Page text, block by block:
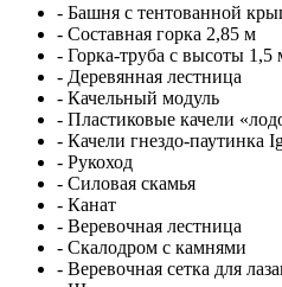
- Башня с тентованной
- Составная горка 2,85 м
- Горка-труба с высоты 1,5
- Деревянная лестница
- Качельный модуль
- Пластиковые качели
- Качели гнездо-паутинка
- Рукоход
- Силовая скамья
- Канат
- Веревочная лестница
- Скалодром с камнями
- Веревочная сетка для